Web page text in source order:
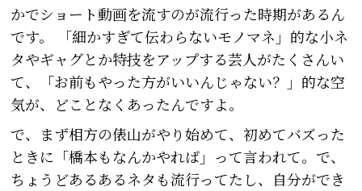
かでショート動画を流すのが流行った時期があるん
です。 「細かすぎて伝わらないモノマネ」的な小ネ
タやギャグとか特技をアップする芸人がたくさんい
て、「お前もやった方がいいんじゃない？」的な空
気が、どことなくあったんですよ。
で、まず相方の俵山がやり始めて、初めてバズった
ときに「橋本もなんかやれば」って言われて。で、
ちょうどあるあるネタも流行ってたし、自分ができ